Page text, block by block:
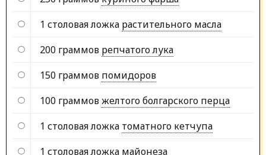
1 столовая ложка растительного масла
200 граммов репчатого лука
150 граммов помидоров
100 граммовжелтого болгарского перца
1 столовая ложка томатного кетчупа
1 столовая ложка майонеза